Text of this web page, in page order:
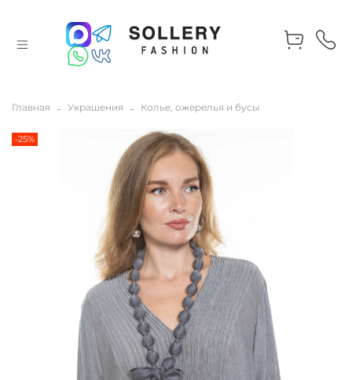
Главная Украшения Колье, ожерелья и бусы
-25%